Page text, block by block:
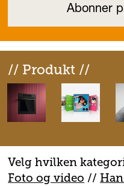
// Produkt //
Velg hvilken
Foto og video //